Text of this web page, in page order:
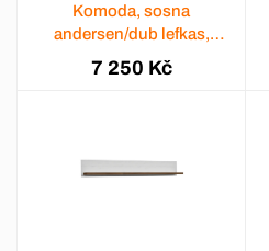
Komoda, sosna
andersen/dub lefkas,
PROVANCE K4
7 250 Kč